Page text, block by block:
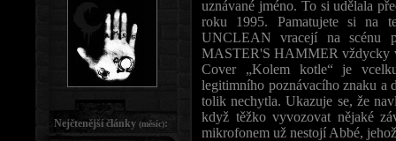
uznávané jméno. To si udělala
roku 1995. Pamatujete si na
UNCLEAN vracejí na scénu
MASTER'S HAMMER vždycky
Cover „Kolem kotle“ je
legitimního poznávacího znaku a
tolik nechytla. Ukazuje se, že
když těžko vyvozovat nějaké
mikrofonem už nestojí Abbé,
Nejčtenější články (měsíc):